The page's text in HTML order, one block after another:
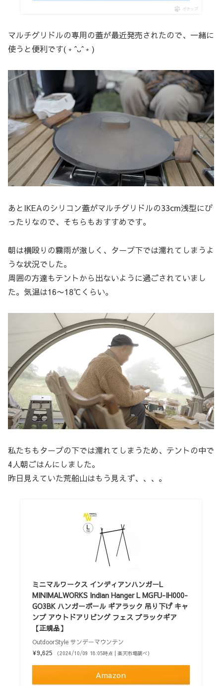
ポチップ
マルチグリドルの専用の蓋が最近発売されたので、一緒に
使うと便利です(﹡ˆᴗˆ﹡)
あとIKEAのシリコン蓋がマルチグリドルの33cm浅型にぴ
ったりなので、そちらもおすすめです。
朝は横殴りの霧雨が激しく、タープ下では濡れてしまうよ
うな状況でした。
周囲の方達もテントから出ないように過ごされていまし
た。気温は16〜18℃くらい。
私たちもタープの下では濡れてしまうため、テントの中で
4人朝ごはんにしました。
昨日見えていた荒船山はもう見えず、、、。
ミニマルワークス インディアンハンガーL
MINIMALWORKS Indian Hanger L MGFU-IH000-
GO3BK ハンガーポール ギアラック 吊り下げ キャ
ンプ アウトドアリビング フェス ブラックギア
【正規品】
OutdoorStyle サンデーマウンテン
¥9,625
（2024/10/09 18:05時点 | 楽天市場調べ）
Amazon